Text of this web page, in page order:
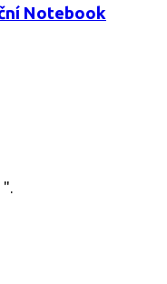
Notebook
".